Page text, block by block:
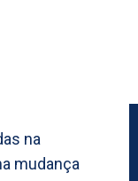
na
mudança